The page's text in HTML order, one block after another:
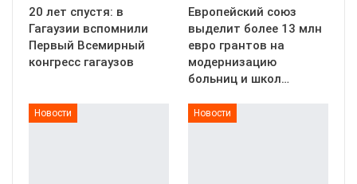
20 лет спустя: в
Гагаузии вспомнили
Первый Всемирный
конгресс гагаузов
Европейский союз
выделит более 13 млн
евро грантов на
модернизацию
больниц и школ…
Новости Новости